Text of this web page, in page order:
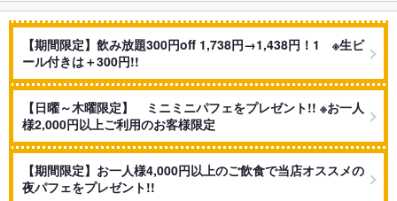
【期間限定】飲み放題300円off 1,738円→1,438円！1 ※生ビ
ール付きは＋300円!!
【日曜～木曜限定】 ミニミニパフェをプレゼント!! ※お一人
様2,000円以上ご利用のお客様限定
【期間限定】お一人様4,000円以上のご飲食で当店オススメの
夜パフェをプレゼント!!